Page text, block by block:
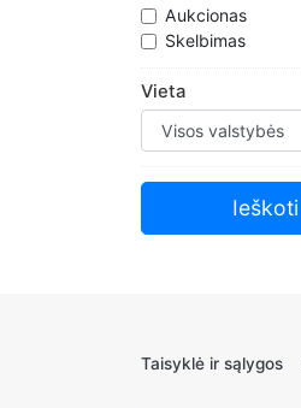
Aukcionas
Skelbimas
Vieta
Taisyklė ir sąlygos